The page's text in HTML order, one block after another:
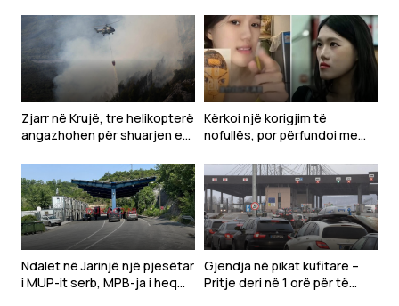
Zjarr në Krujë, tre helikopterë
angazhohen për shuarjen e
zjarrvënie të qëllimshme
Kërkoi një korigjim të
nofullës, por përfundoi me
fytyrës-Modelja pushohet
nga puna
Ndalet në Jarinjë një pjesëtar
i MUP-it serb, MPB-ja i heq
Gjendja në pikat kufitare –
Pritje deri në 1 orë për të